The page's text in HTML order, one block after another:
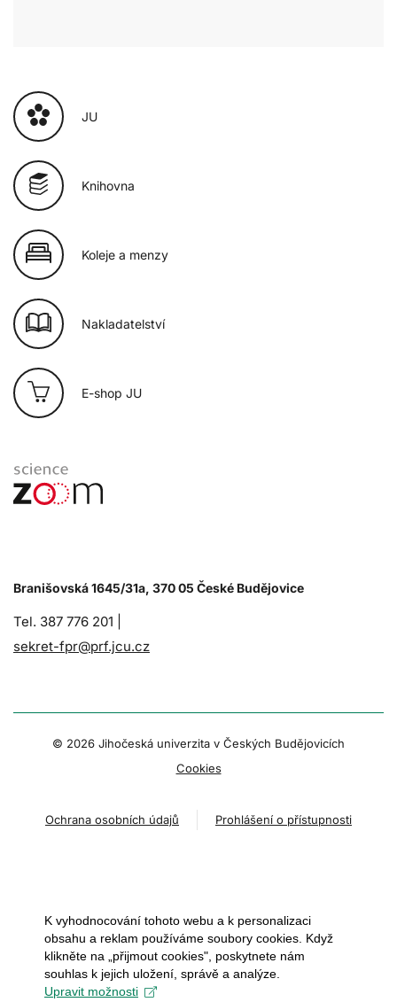
JU
Knihovna
Koleje a menzy
Nakladatelství
E-shop JU
Branišovská 1645/31a, 370 05 České Budějovice
Tel. 387 776 201 |
sekret-fpr@prf.jcu.cz
© 2026 Jihočeská univerzita v Českých Budějovicích
Cookies
Ochrana osobních údajů Prohlášení o přístupnosti
K vyhodnocování tohoto webu a k personalizaci
obsahu a reklam používáme soubory cookies. Když
klikněte na „přijmout cookies", poskytnete nám
souhlas k jejich uložení, správě a analýze.
Upravit možnosti